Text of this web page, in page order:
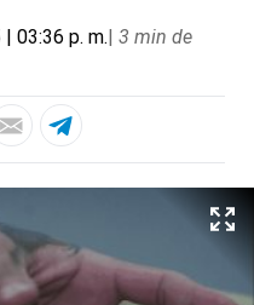
03:36 p. m.| 3 min de